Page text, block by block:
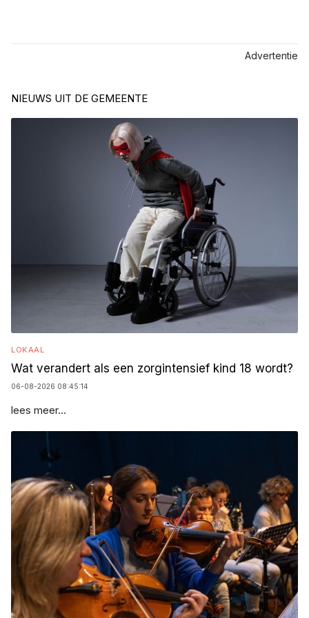
Advertentie
NIEUWS UIT DE GEMEENTE
LOKAAL
Wat verandert als een zorgintensief kind 18 wordt?
06-08-2026 08:45:14
lees meer...